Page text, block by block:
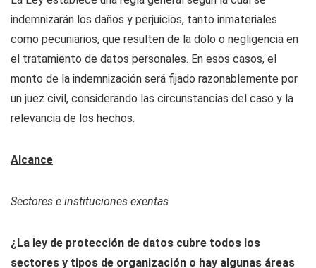
indemnizarán los daños y perjuicios, tanto inmateriales
como pecuniarios, que resulten de la dolo o negligencia en
el tratamiento de datos personales. En esos casos, el
monto de la indemnización será fijado razonablemente por
un juez civil, considerando las circunstancias del caso y la
relevancia de los hechos.
Alcance
Sectores e instituciones exentas
¿La ley de protección de datos cubre todos los
sectores y tipos de organización o hay algunas áreas